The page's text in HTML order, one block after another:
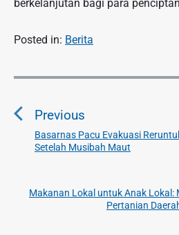
berkelanjutan bagi para
Posted in: Berita
N
v
Previous
P
r
v
Basarnas Pacu Evakuasi
Setelah Musibah Maut
Makanan Lokal untuk Anak
Pertanian